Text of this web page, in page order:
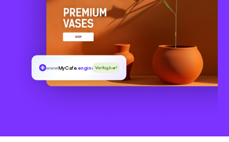
wwwMyCafe.engineerVerfügbar!